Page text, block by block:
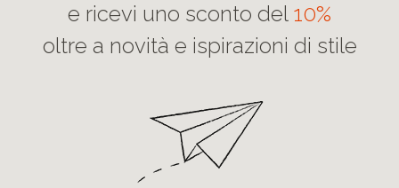
e ricevi uno sconto del 10%
oltre a novità e ispirazioni di stile